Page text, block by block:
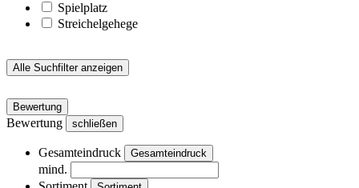
Spielplatz
Streichelgehege
Alle Suchfilter anzeigen
Bewertung
Bewertung schließen
Gesamteindruck Gesamteindruck
mind.